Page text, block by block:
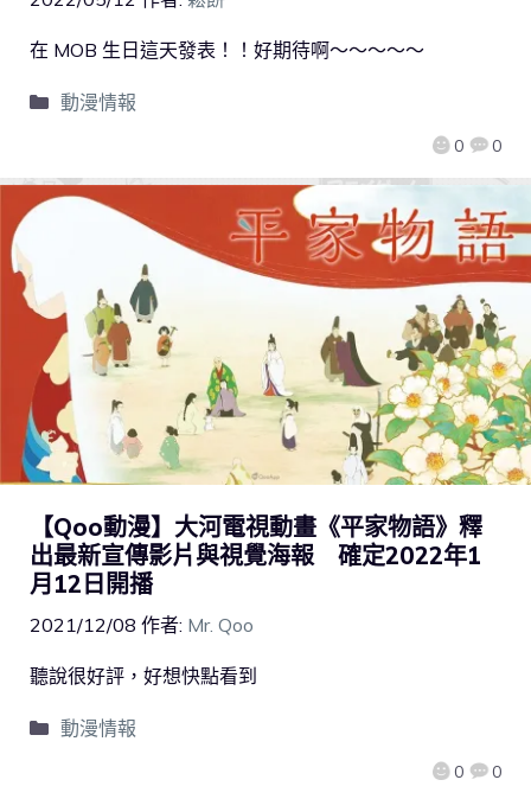
0 0
在 MOB 生日這天發表！！好期待啊～～～～～
動漫情報
【Qoo動漫】大河電視動畫《平家物語》釋
出最新宣傳影片與視覺海報 確定2022年1
月12日開播
2021/12/08 作者: Mr. Qoo
0 0
聽說很好評，好想快點看到
動漫情報